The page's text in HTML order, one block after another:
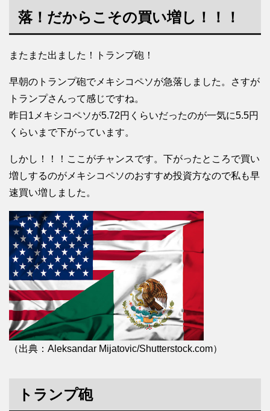
落！だからこその買い増し！！！
またまた出ました！トランプ砲！
早朝のトランプ砲でメキシコペソが急落しました。さすが
トランプさんって感じですね。
昨日1メキシコペソが5.72円くらいだったのが一気に5.5円
くらいまで下がっています。
しかし！！！ここがチャンスです。下がったところで買い
増しするのがメキシコペソのおすすめ投資方なので私も早
速買い増しました。
（出典：Aleksandar Mijatovic/Shutterstock.com）
トランプ砲